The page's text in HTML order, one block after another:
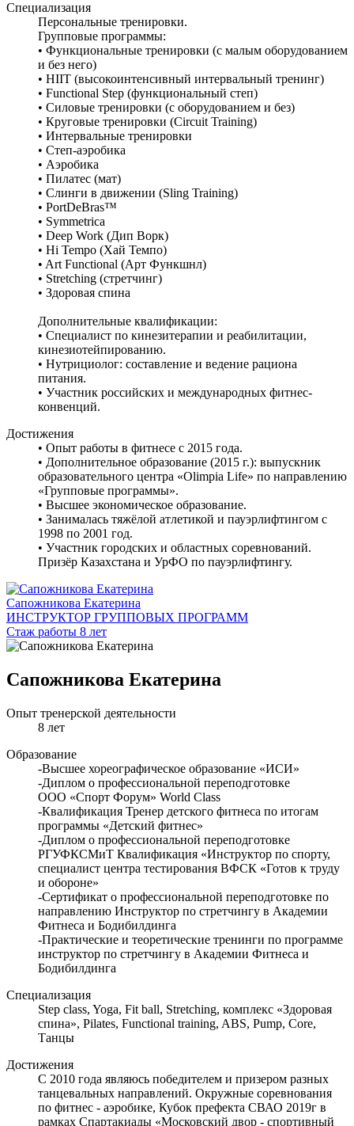
Специализация
Персональные тренировки.
Групповые программы:
• Функциональные тренировки (с малым оборудованием
и без него)
• HIIT (высокоинтенсивный интервальный тренинг)
• Functional Step (функциональный степ)
• Силовые тренировки (с оборудованием и без)
• Круговые тренировки (Circuit Training)
• Интервальные тренировки
• Степ-аэробика
• Аэробика
• Пилатес (мат)
• Слинги в движении (Sling Training)
• PortDeBras™
• Symmetrica
• Deep Work (Дип Ворк)
• Hi Tempo (Хай Темпо)
• Art Functional (Арт Функшнл)
• Stretching (стретчинг)
• Здоровая спина
Дополнительные квалификации:
• Специалист по кинезитерапии и реабилитации,
кинезиотейпированию.
• Нутрициолог: составление и ведение рациона
питания.
• Участник российских и международных фитнес-
конвенций.
Достижения
• Опыт работы в фитнесе с 2015 года.
• Дополнительное образование (2015 г.): выпускник
образовательного центра «Olimpia Life» по направлению
«Групповые программы».
• Высшее экономическое образование.
• Занималась тяжёлой атлетикой и пауэрлифтингом с
1998 по 2001 год.
• Участник городских и областных соревнований.
Призёр Казахстана и УрФО по пауэрлифтингу.
Сапожникова Екатерина
ИНСТРУКТОР ГРУППОВЫХ ПРОГРАММ
Стаж работы 8 лет
Сапожникова Екатерина
Опыт тренерской деятельности
8 лет
Образование
-Высшее хореографическое образование «ИСИ»
-Диплом о профессиональной переподготовке
ООО «Спорт Форум» World Class
-Квалификация Тренер детского фитнеса по итогам
программы «Детский фитнес»
-Диплом о профессиональной переподготовке
РГУФКСМиТ Квалификация «Инструктор по спорту,
специалист центра тестирования ВФСК «Готов к труду
и обороне»
-Сертификат о профессиональной переподготовке по
направлению Инструктор по стретчингу в Академии
Фитнеса и Бодибилдинга
-Практические и теоретические тренинги по программе
инструктор по стретчингу в Академии Фитнеса и
Бодибилдинга
Специализация
Step class, Yoga, Fit ball, Stretching, комплекс «Здоровая
спина», Pilates, Functional training, ABS, Pump, Core,
Танцы
Достижения
С 2010 года являюсь победителем и призером разных
танцевальных направлений. Окружные соревнования
по фитнес - аэробике, Кубок префекта СВАО 2019г в
рамках Спартакиады «Московский двор - спортивный